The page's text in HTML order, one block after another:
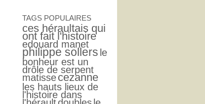
TAGS POPULAIRES
ces héraultais qui
ont fait l'histoire
edouard manet
philippe sollers le
bonheur est un
drôle de serpent
matissecezanne
les hauts lieux de
l'histoire dans